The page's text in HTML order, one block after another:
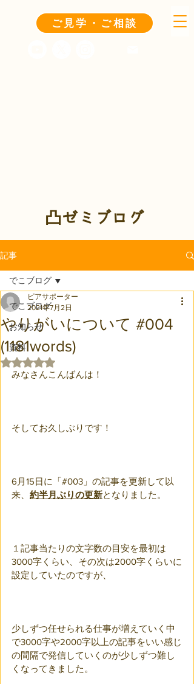
ご見学・ご相談
凸ゼミブログ
記事
でこブログ
お知らせ
資料
でこブログ
やりがいについて #004
(1181words)
ピアサポーター
2021年7月2日
5つ星のうちNaNと評価されています。
みなさんこんばんは！
そしてお久しぶりです！
6月15日に「#003」の記事を更新して以
来、 約半月ぶりの更新となりました。
１記事当たりの文字数の目安を最初は
3000字くらい、その次は2000字くらいに
設定していたのですが、
少しずつ任せられる仕事が増えていく中
で3000字や2000字以上の記事をいい感じ
の間隔で発信していくのが少しずつ難し
くなってきました。